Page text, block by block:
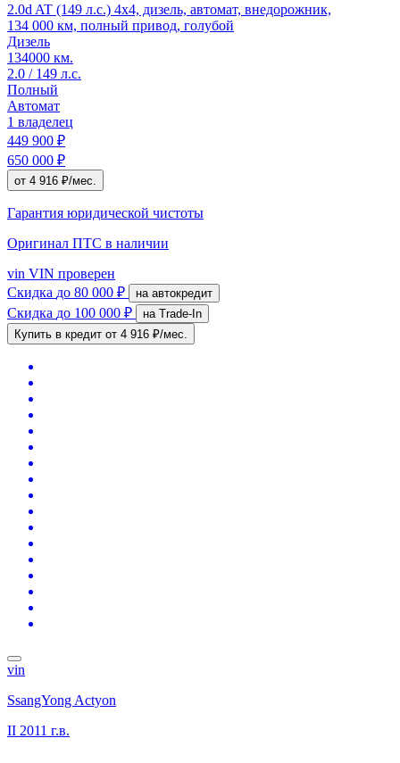
2.0d AT (149 л.с.) 4x4, дизель, автомат, внедорожник,
134 000 км, полный привод, голубой
Дизель
134000 км.
2.0 / 149 л.с.
Полный
Автомат
1 владелец
449 900 ₽
650 000 ₽
от 4 916 ₽/мес.
Гарантия юридической чистоты
Оригинал ПТС в наличии
vin VIN проверен
Скидка до 80 000 ₽ на автокредит
Скидка до 100 000 ₽
на Trade-In
Купить в кредит от 4 916 ₽/мес.
vin
SsangYong Actyon
II 2011 г.в.